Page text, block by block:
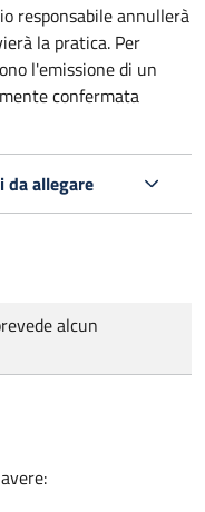
responsabile annullerà
la pratica. Per
l'emissione di un
confermata
da allegare
alcun